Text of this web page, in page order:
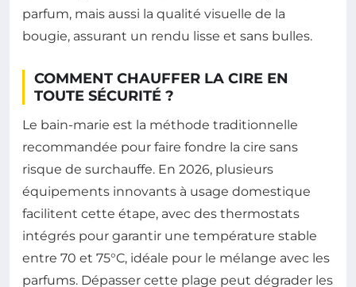
parfum, mais aussi la qualité visuelle de la
bougie, assurant un rendu lisse et sans bulles.
COMMENT CHAUFFER LA CIRE EN
TOUTE SÉCURITÉ ?
Le bain-marie est la méthode traditionnelle
recommandée pour faire fondre la cire sans
risque de surchauffe. En 2026, plusieurs
équipements innovants à usage domestique
facilitent cette étape, avec des thermostats
intégrés pour garantir une température stable
entre 70 et 75°C, idéale pour le mélange avec les
parfums. Dépasser cette plage peut dégrader les